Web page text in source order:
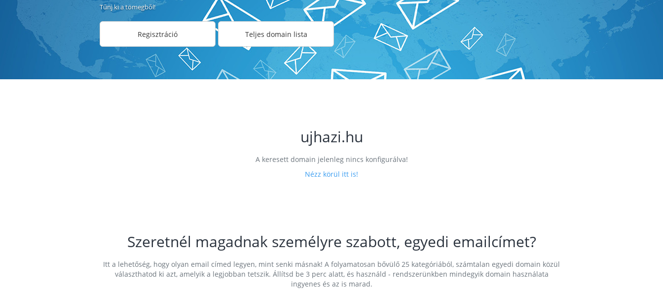
Tűnj ki a tömegből!
Regisztráció Teljes domain lista
ujhazi.hu
A keresett domain jelenleg nincs konfigurálva!
Nézz körül itt is!
Szeretnél magadnak személyre szabott, egyedi emailcímet?
Itt a lehetőség, hogy olyan email címed legyen, mint senki másnak! A folyamatosan bővülő 25 kategóriából, számtalan egyedi domain közül
választhatod ki azt, amelyik a legjobban tetszik. Állítsd be 3 perc alatt, és használd - rendszerünkben mindegyik domain használata
ingyenes és az is marad.